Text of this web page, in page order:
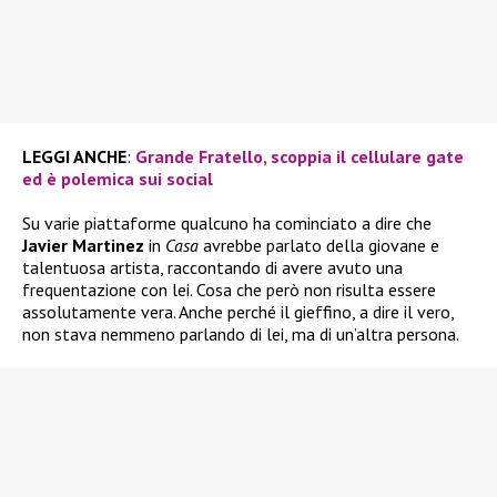
LEGGI ANCHE: Grande Fratello, scoppia il cellulare gate
ed è polemica sui social
Su varie piattaforme qualcuno ha cominciato a dire che
Javier Martinez in Casa avrebbe parlato della giovane e
talentuosa artista, raccontando di avere avuto una
frequentazione con lei. Cosa che però non risulta essere
assolutamente vera. Anche perché il gieffino, a dire il vero,
non stava nemmeno parlando di lei, ma di un’altra persona.